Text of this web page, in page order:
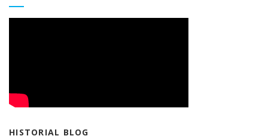
HISTORIAL BLOG